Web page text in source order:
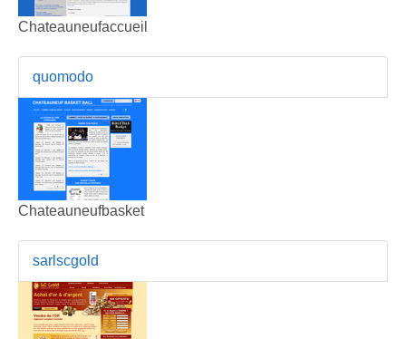
Chateauneufaccueil
quomodo
Chateauneufbasket
sarlscgold